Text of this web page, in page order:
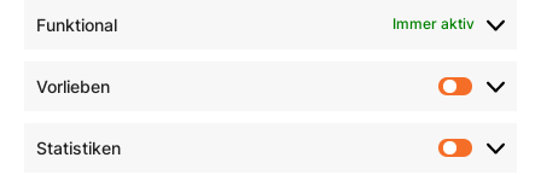
Funktional Immer aktiv
Vorlieben
Statistiken
In den Warenkorb In den Warenkorb